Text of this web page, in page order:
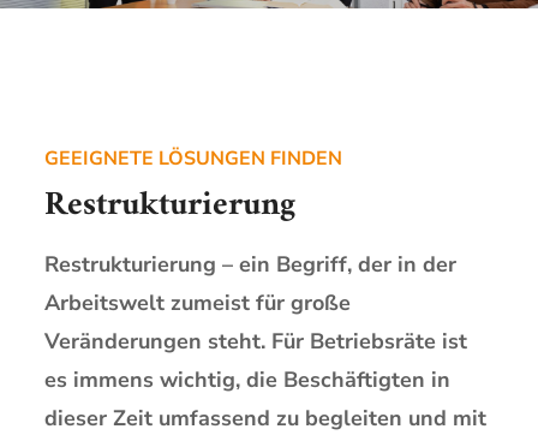
GEEIGNETE LÖSUNGEN FINDEN
Restrukturierung
Restrukturierung – ein Begriff, der in der
Arbeitswelt zumeist für große
Veränderungen steht. Für Betriebsräte ist
es immens wichtig, die Beschäftigten in
dieser Zeit umfassend zu begleiten und mit